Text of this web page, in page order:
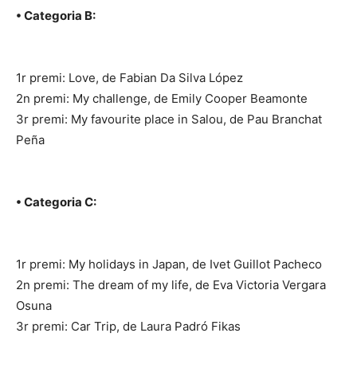
• Categoria B:
1r premi: Love, de Fabian Da Silva López
2n premi: My challenge, de Emily Cooper Beamonte
3r premi: My favourite place in Salou, de Pau Branchat
Peña
• Categoria C:
1r premi: My holidays in Japan, de Ivet Guillot Pacheco
2n premi: The dream of my life, de Eva Victoria Vergara
Osuna
3r premi: Car Trip, de Laura Padró Fikas